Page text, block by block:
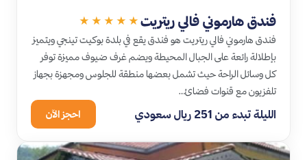
فندق هارموني فالي ريتريت ★★★★★
فندق هارموني فالي ريتريت هو فندق يقع في بلدة بوكيت تينجي ويتميز
بإطلالة رائعة على الجبال المحيطة ويضم غرف ضيوف مميزة توفر
كل وسائل الراحة حيث تشمل بعضها منطقة للجلوس ومجهزة بجهاز
تلفزيون مع قنوات فضائ…
الليلة تبدء من 251 ريال سعودي احجز الآن